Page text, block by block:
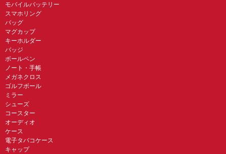
モバイルバッテリー
スマホリング
バッグ
マグカップ
キーホルダー
バッジ
ボールペン
ノート・手帳
メガネクロス
ゴルフボール
ミラー
シューズ
コースター
オーディオ
ケース
電子タバコケース
キャップ